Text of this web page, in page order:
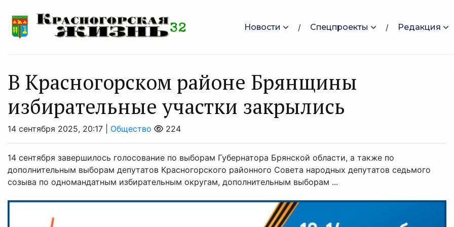
Новости Спецпроекты Редакция
В Красногорском районе Брянщины
избирательные участки закрылись
14 сентября 2025, 20:17 | Общество 224
14 сентября завершилось голосование по выборам Губернатора Брянской области, а также по
дополнительным выборам депутатов Красногорского районного Совета народных депутатов седьмого
созыва по одномандатным избирательным округам, дополнительным выборам ...